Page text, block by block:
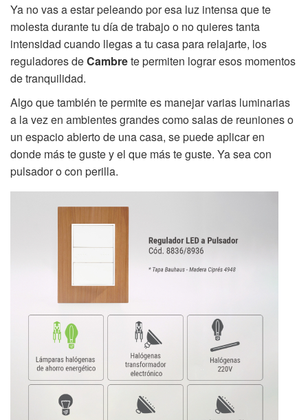
Ya no vas a estar peleando por esa luz intensa que te
molesta durante tu día de trabajo o no quieres tanta
intensidad cuando llegas a tu casa para relajarte, los
reguladores deCambrete permiten lograr esos momentos
de tranquilidad.
Algo que también te permite es manejar varias luminarias
a la vez en ambientes grandes como salas de reuniones o
un espacio abierto de una casa, se puede aplicar en
donde más te guste y el que más te guste. Ya sea con
pulsador o con perilla.